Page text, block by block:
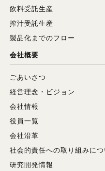
飲料受託生産
搾汁受託生産
製品化までのフロー
会社概要
ごあいさつ
経営理念・ビジョン
会社情報
役員一覧
会社沿革
社会的責任への取り組みにつ
研究開発情報